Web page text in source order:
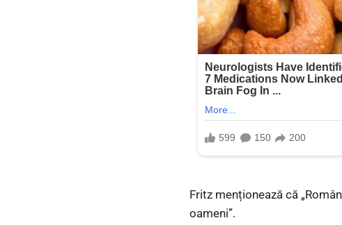
Fritz menționează că
oameni”.